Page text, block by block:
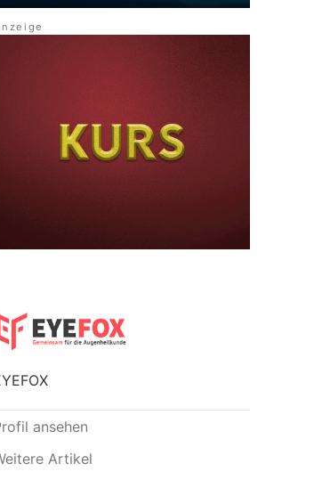
ansehen
Artikel